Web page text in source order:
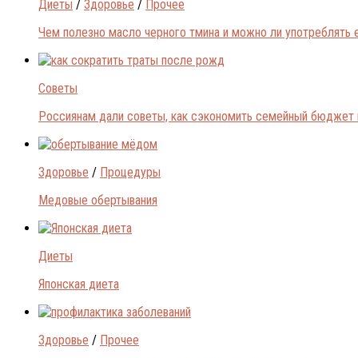
Диеты / Здоровье / Прочее
Чем полезно масло черного тмина и можно ли употреблять
Советы
Россиянам дали советы, как сэкономить семейный бюджет
Здоровье / Процедуры
Медовые обертывания
Диеты
Японская диета
Здоровье / Прочее